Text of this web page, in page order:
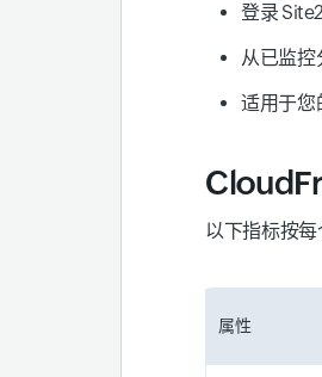
登录
从已监控
适用于您
以下指标按
属性